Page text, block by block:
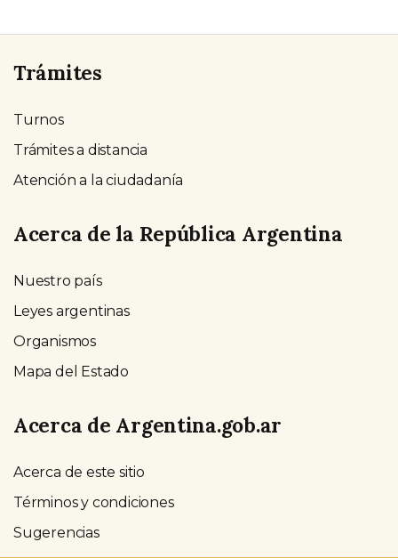
Trámites
Turnos
Trámites a distancia
Atención a la ciudadanía
Acerca de la República Argentina
Nuestro país
Leyes argentinas
Organismos
Mapa del Estado
Acerca de Argentina.gob.ar
Acerca de este sitio
Términos y condiciones
Sugerencias